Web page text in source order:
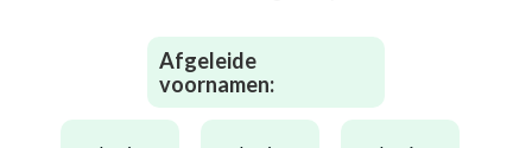
Afgeleide
voornamen: